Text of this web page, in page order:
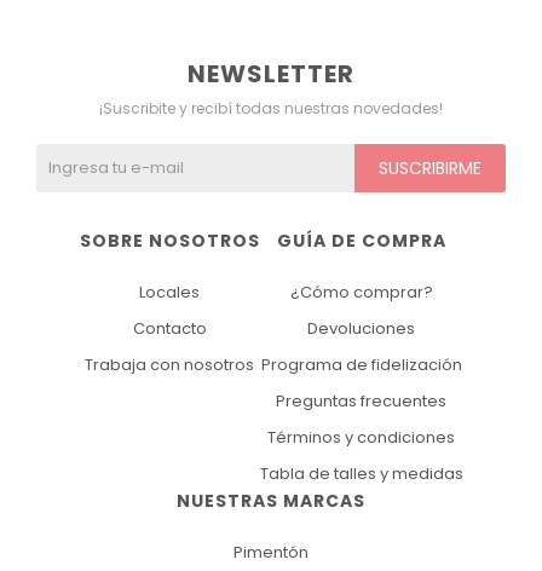
NUESTRAS MARCAS
Pimentón
GUÍA DE COMPRA
¿Cómo comprar?
Devoluciones
Programa de fidelización
Preguntas frecuentes
Términos y condiciones
Tabla de talles y medidas
SOBRE NOSOTROS
Locales
Contacto
Trabaja con nosotros
NEWSLETTER
¡Suscribite y recibí todas nuestras novedades!
SUSCRIBIRME